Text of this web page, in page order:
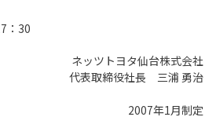
：30
ネッツトヨタ仙台株式会社
代表取締役社長 三浦 勇治
2007年1月制定